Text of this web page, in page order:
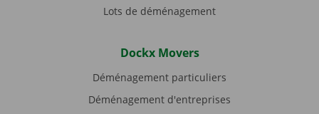
Lots de déménagement
Dockx Movers
Déménagement particuliers
Déménagement d'entreprises